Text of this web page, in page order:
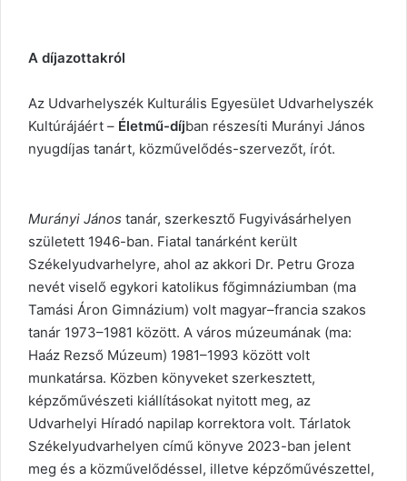
A díjazottakról
Az Udvarhelyszék Kulturális Egyesület Udvarhelyszék
Kultúrájáért – Életmű-díjban részesíti Murányi János
nyugdíjas tanárt, közművelődés-szervezőt, írót.
Murányi János tanár, szerkesztő Fugyivásárhelyen
született 1946-ban. Fiatal tanárként került
Székelyudvarhelyre, ahol az akkori Dr. Petru Groza
nevét viselő egykori katolikus főgimnáziumban (ma
Tamási Áron Gimnázium) volt magyar–francia szakos
tanár 1973–1981 között. A város múzeumának (ma:
Haáz Rezső Múzeum) 1981–1993 között volt
munkatársa. Közben könyveket szerkesztett,
képzőművészeti kiállításokat nyitott meg, az
Udvarhelyi Híradó napilap korrektora volt. Tárlatok
Székelyudvarhelyen című könyve 2023-ban jelent
meg és a közművelődéssel, illetve képzőművészettel,